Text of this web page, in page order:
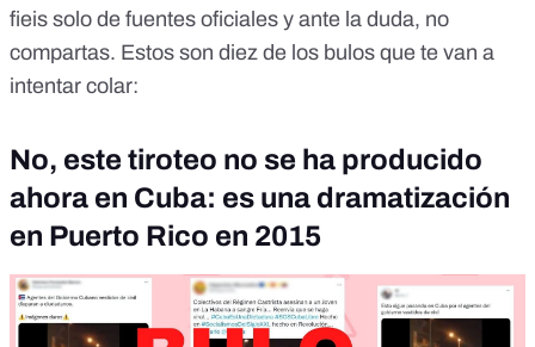
fieis solo de fuentes oficiales y ante la duda, no
compartas. Estos son diez de los bulos que te van a
intentar colar:
No, este tiroteo no se ha producido
ahora en Cuba: es una dramatización
en Puerto Rico en 2015